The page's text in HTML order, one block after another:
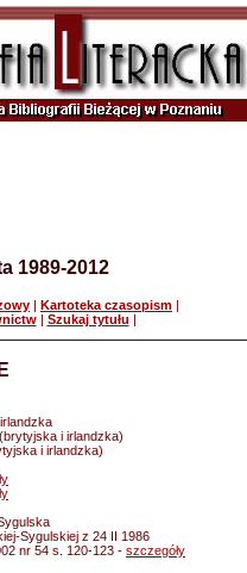
1989-2012
| Kartoteka czasopism |
| Szukaj tytułu |
i irlandzka)
i irlandzka)
Sygulskiej z 24 II 1986
nr 54 s. 120-123 - szczegóły